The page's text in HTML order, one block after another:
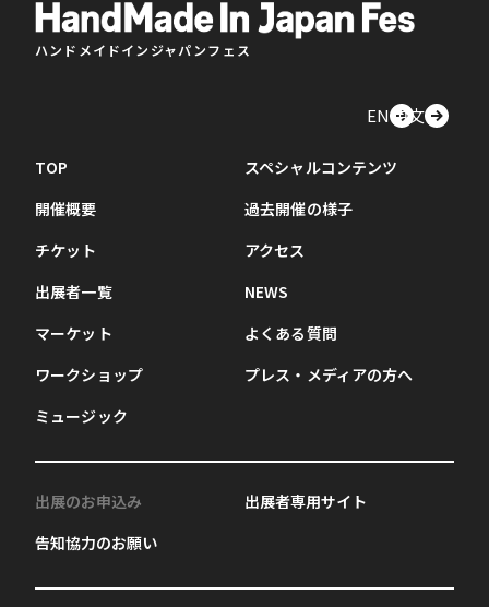
ハンドメイドインジャパンフェス
EN中文
TOP
開催概要
チケット
出展者一覧
マーケット
ワークショップ
ミュージック
スペシャルコンテンツ
過去開催の様子
アクセス
NEWS
よくある質問
プレス・メディアの方へ
出展のお申込み
告知協力のお願い
出展者専用サイト